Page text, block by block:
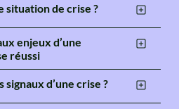
situation de crise ?
enjeux d’une
réussi
d’une crise ?